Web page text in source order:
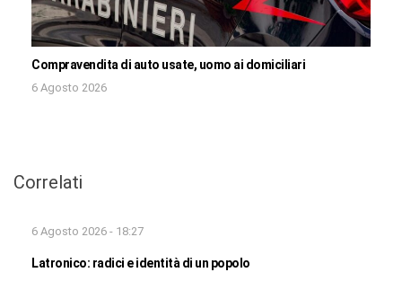
Compravendita di auto usate, uomo ai domiciliari
6 Agosto 2026
Correlati
6 Agosto 2026 - 18:27
Latronico: radici e identità di un popolo